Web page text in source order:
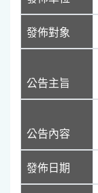
發佈對象
公告主旨
公告內容
發佈日期